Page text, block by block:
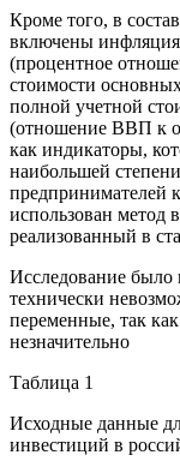
Кроме того, в
включены
(процентное
стоимости
полной учетной
(отношение ВВП к
как индикаторы,
наибольшей
предпринимателей
использован метод
реализованный в
Исследование было
технически
переменные, так
незначительно
Таблица 1
Исходные данные
инвестиций в